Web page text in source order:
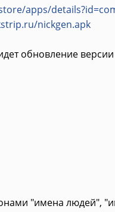
apps/
nickgen.apk
обновление
"имена людей",